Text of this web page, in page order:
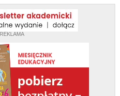
REKLAMA